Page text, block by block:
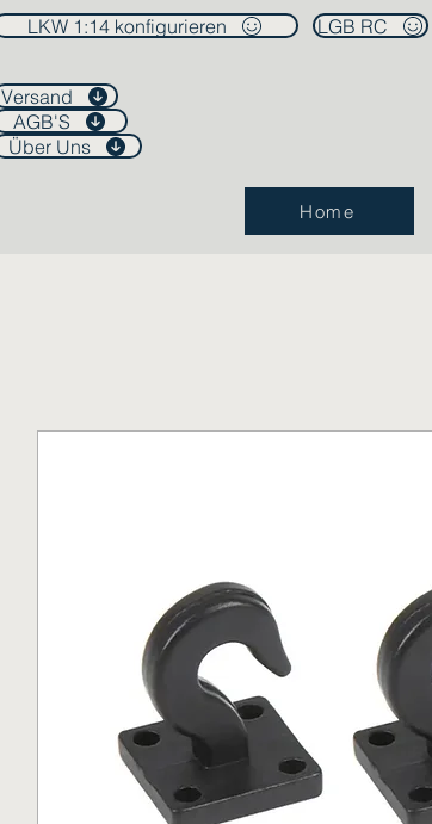
LKW 1:14 konfigurieren LGB RC
Versand
AGB'S
Über Uns
Home